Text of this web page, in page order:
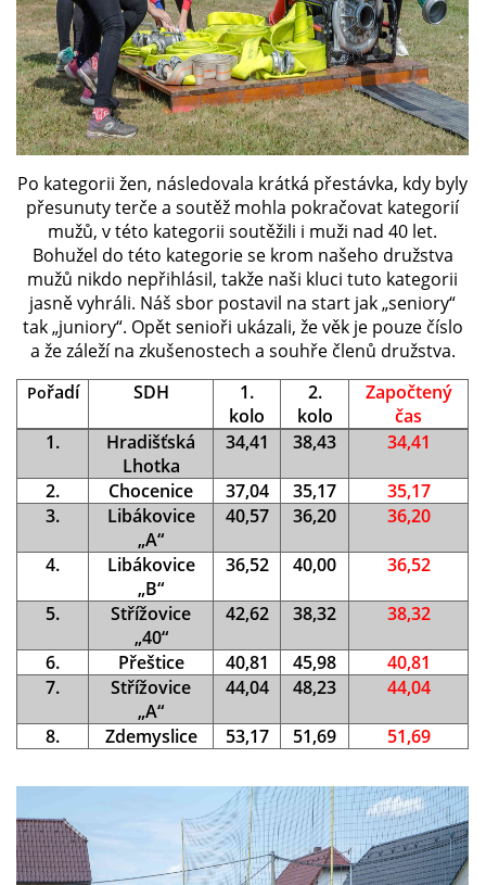
Po kategorii žen, následovala krátká přestávka, kdy byly
přesunuty terče a soutěž mohla pokračovat kategorií
mužů, v této kategorii soutěžili i muži nad 40 let.
Bohužel do této kategorie se krom našeho družstva
mužů nikdo nepřihlásil, takže naši kluci tuto kategorii
jasně vyhráli. Náš sbor postavil na start jak „seniory“
tak „juniory“. Opět senioři ukázali, že věk je pouze číslo
a že záleží na zkušenostech a souhře členů družstva.
Pořadí SDH
1.
kolo
2.
kolo
Započtený
čas
1.
Hradišťská
Lhotka
34,41 38,43 34,41
2. Chocenice 37,04 35,17
35,17
3.
Libákovice
„A“
40,57 36,20 36,20
4.
Libákovice
„B“
36,52 40,00 36,52
5.
Střížovice
„40“
42,62 38,32 38,32
6. Přeštice 40,81 45,98
40,81
7.
Střížovice
„A“
44,04 48,23 44,04
8. Zdemyslice 53,17 51,69 51,69